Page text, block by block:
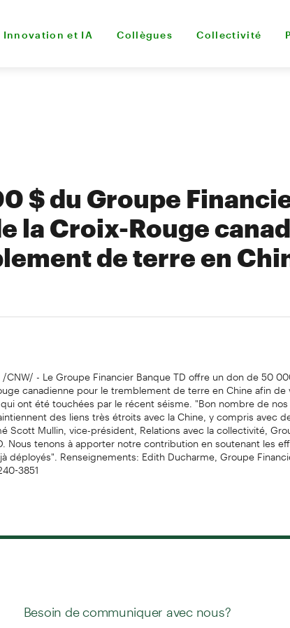
Innovation et IA Collègues Collectivité
$ du Groupe
la Croix-Rouge
de terre en
/CNW/ - Le Groupe Financier Banque TD offre un don de 50
canadienne pour le tremblement de terre en Chine afin de
ont été touchées par le récent séisme. "Bon nombre de
des liens très étroits avec la Chine, y compris avec
Scott Mullin, vice-président, Relations avec la collectivité,
Nous tenons à apporter notre contribution en soutenant les
déployés". Renseignements: Edith Ducharme, Groupe
3851
Besoin de communiquer avec nous?